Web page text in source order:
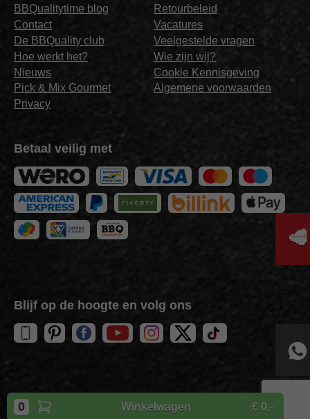
Winkelwagen
0 € 0,-
BBQualitytime blog
Contact
De BBQuality club
Hoe werkt het?
Nieuws
Pick & Mix Gourmet
Privacy
Retourbeleid
Vacatures
Veelgestelde vragen
Wie zijn wij?
Cookie Kennisgeving
Algemene voorwaarden
Betaal veilig met
Blijf op de hoogte en volg ons
CopyrightBBQuality
🥩